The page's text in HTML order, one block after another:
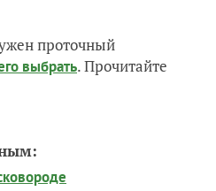
проточный
выбрать. Прочитайте